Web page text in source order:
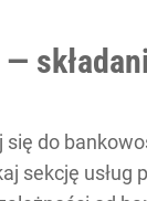
się do
sekcję usług